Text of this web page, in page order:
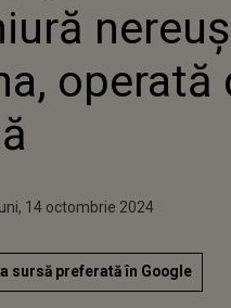
operată
luni, 14 octombrie 2024
sursă preferată în Google